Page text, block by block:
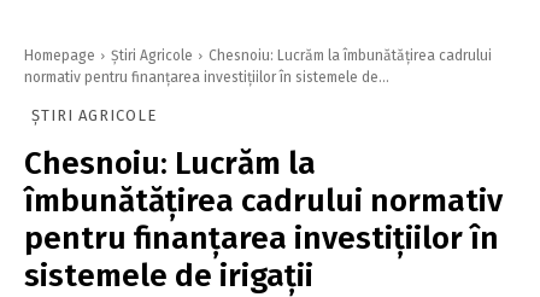
Homepage Știri Agricole
Chesnoiu: Lucrăm la îmbunătăţirea cadrului
normativ pentru finanţarea investiţiilor în sistemele de...
ȘTIRI AGRICOLE
Chesnoiu: Lucrăm la
îmbunătăţirea cadrului normativ
pentru finanţarea investiţiilor în
sistemele de irigaţii